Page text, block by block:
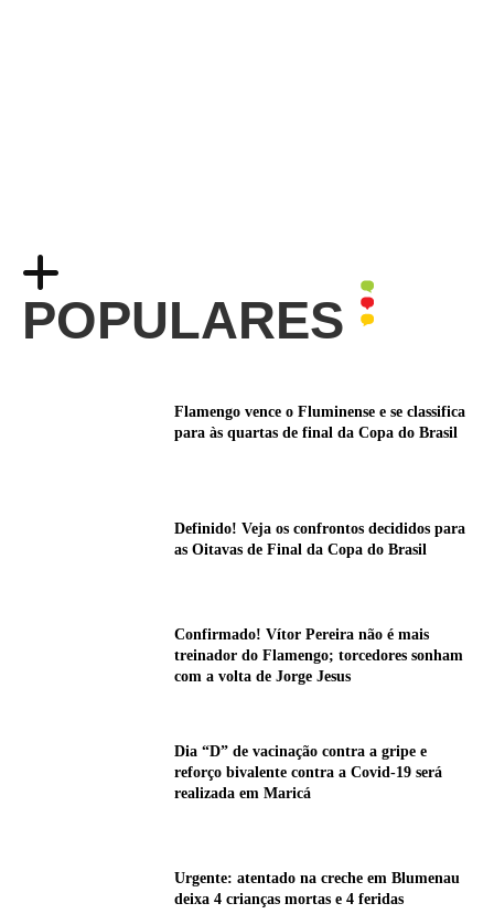
POPULARES
Flamengo vence o Fluminense e se classifica
para às quartas de final da Copa do Brasil
Definido! Veja os confrontos decididos para
as Oitavas de Final da Copa do Brasil
Confirmado! Vítor Pereira não é mais
treinador do Flamengo; torcedores sonham
com a volta de Jorge Jesus
Dia “D” de vacinação contra a gripe e
reforço bivalente contra a Covid-19 será
realizada em Maricá
Urgente: atentado na creche em Blumenau
deixa 4 crianças mortas e 4 feridas